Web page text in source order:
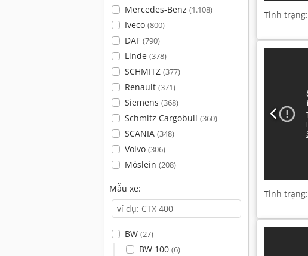
Mercedes-Benz (1.108)
Iveco (800)
DAF (790)
Linde (378)
SCHMITZ (377)
Renault (371)
Siemens (368)
Schmitz Cargobull (360)
SCANIA (348)
Volvo (306)
Möslein (208)
Mẫu xe:
BW (27)
BW 100 (6)
Tình trạng:
Tình trạng: